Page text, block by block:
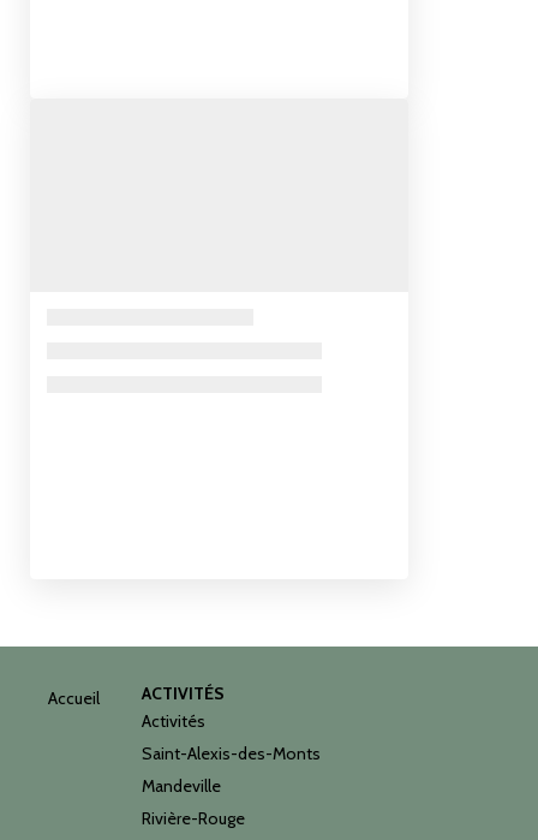
Accueil
ACTIVITÉS
Activités
Saint-Alexis-des-Monts
Mandeville
Rivière-Rouge